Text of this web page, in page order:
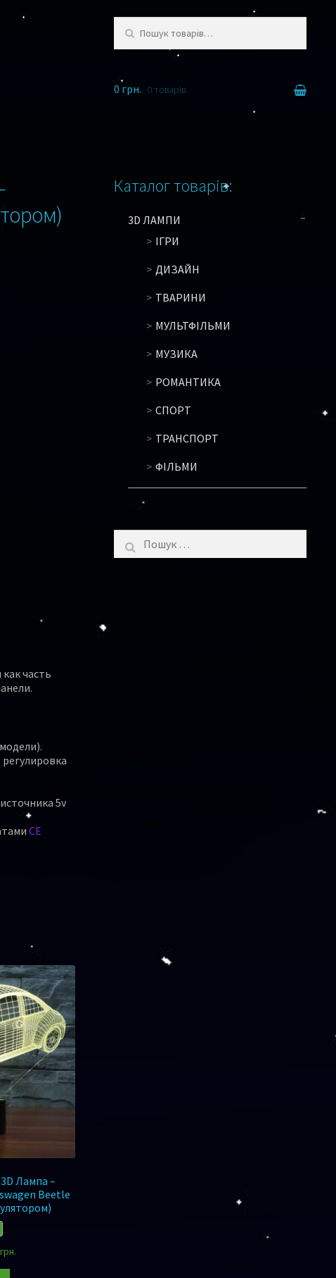
0 грн. 0 товарів
часть
5v
CE
Лампа –
Beetle
грн.
Каталог товарів:
3D ЛАМПИ
ІГРИ
ДИЗАЙН
ТВАРИНИ
МУЛЬТФІЛЬМИ
МУЗИКА
РОМАНТИКА
СПОРТ
ТРАНСПОРТ
ФІЛЬМИ
Пошук: